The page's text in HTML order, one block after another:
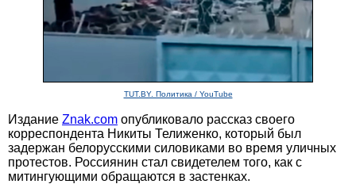
TUT.BY. Политика / YouTube
Издание Znak.com опубликовало рассказ своего
корреспондента Никиты Телиженко, который был
задержан белорусскими силовиками во время уличных
протестов. Россиянин стал свидетелем того, как с
митингующими обращаются в застенках.